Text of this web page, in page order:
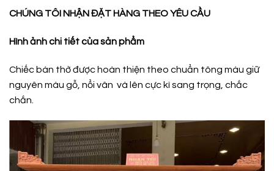
CHÚNG TÔI NHẬN ĐẶT HÀNG THEO YÊU CẦU
Hình ảnh chi tiết của sản phẩm
Chiếc bàn thờ được hoàn thiện theo chuẩn tông màu giữ
nguyên màu gỗ, nổi vân và lên cực kì sang trọng, chắc
chắn.